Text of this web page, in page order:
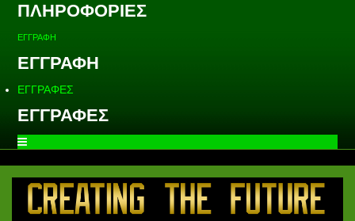
ΠΛΗΡΟΦΟΡΙΕΣ
ΕΓΓΡΑΦΗ
ΕΓΓΡΑΦΗ
ΕΓΓΡΑΦΕΣ
ΕΓΓΡΑΦΕΣ